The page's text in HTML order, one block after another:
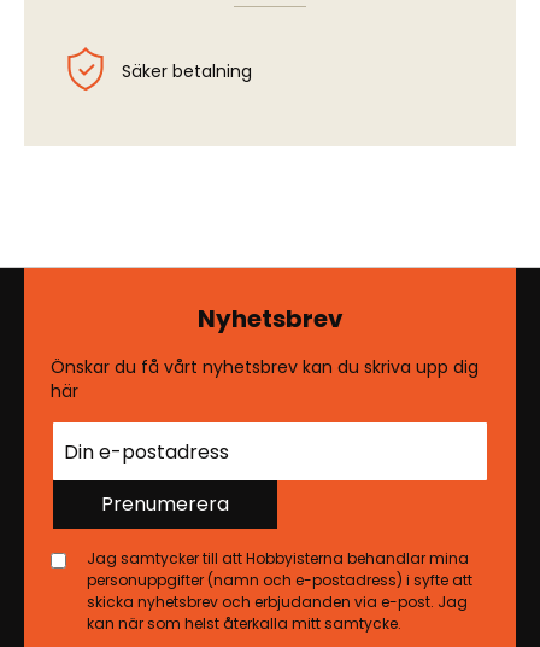
Säker betalning
Nyhetsbrev
Önskar du få vårt nyhetsbrev kan du skriva upp dig
här
Prenumerera
Jag samtycker till att Hobbyisterna behandlar mina
personuppgifter (namn och e-postadress) i syfte att
skicka nyhetsbrev och erbjudanden via e-post. Jag
kan när som helst återkalla mitt samtycke.